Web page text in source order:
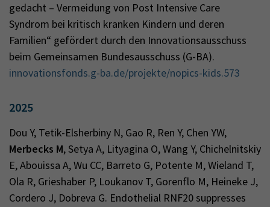
gedacht – Vermeidung von Post Intensive Care
Syndrom bei kritisch kranken Kindern und deren
Familien“ gefördert durch den Innovationsausschuss
beim Gemeinsamen Bundesausschuss (G-BA).
innovationsfonds.g-ba.de/projekte/nopics-kids.573
2025
Dou Y, Tetik-Elsherbiny N, Gao R, Ren Y, Chen YW,
Merbecks M, Setya A, Lityagina O, Wang Y, Chichelnitskiy
E, Abouissa A, Wu CC, Barreto G, Potente M, Wieland T,
Ola R, Grieshaber P, Loukanov T, Gorenflo M, Heineke J,
Cordero J, Dobreva G. Endothelial RNF20 suppresses